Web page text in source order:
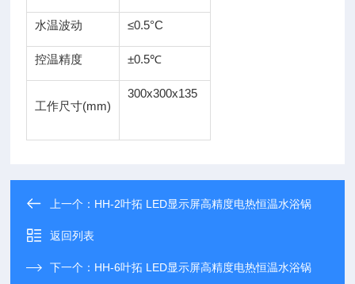
水温波动 ≤0.5°C
控温精度 ±0.5℃
工作尺寸(mm)
300x300x135
上一个： HH-2叶拓 LED显示屏高精度电热恒温水浴锅
返回列表
下一个： HH-6叶拓 LED显示屏高精度电热恒温水浴锅